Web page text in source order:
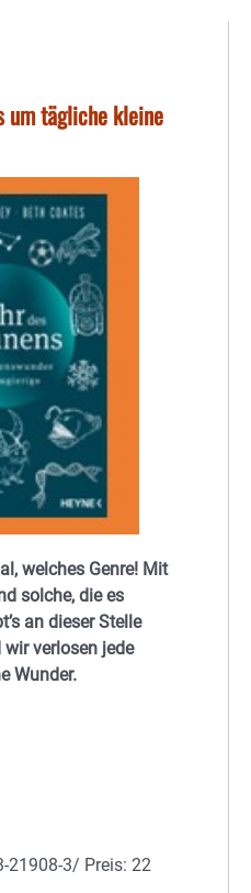
um tägliche kleine
welches Genre! Mit
solche, die es
an dieser Stelle
verlosen jede
Wunder.
21908-3/ Preis: 22